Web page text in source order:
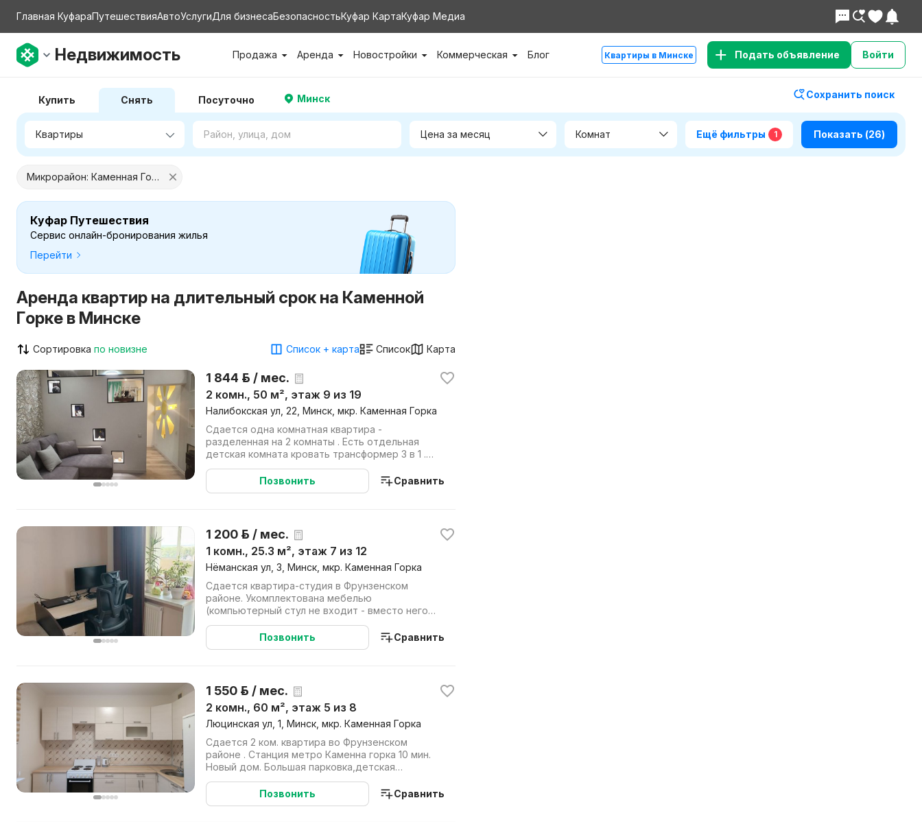
Главная КуфараПутешествияАвтоУслугиДля бизнесаБезопасностьКуфар КартаКуфар Медиа
Недвижимость Продажа Аренда Новостройки Коммерческая Блог Квартиры в Минске Подать объявление Войти
Купить Снять Посуточно Минск Сохранить поиск
Цена за месяц Комнат Ещё фильтры 1 Показать (26)
Микрорайон: Каменная Горка
Куфар Путешествия
Сервис онлайн-бронирования жилья
Перейти
Аренда квартир на длительный срок на Каменной
Горке в Минске
Сортировка по новизне Список + карта Список Карта
1 844 р. / мес.
2 комн., 50 м², этаж 9 из 19
Налибокская ул, 22, Минск, мкр. Каменная Горка
Сдается одна комнатная квартира -
разделенная на 2 комнаты . Есть отдельная
детская комната кровать трансформер 3 в 1 .
Имеется в квартире все необх...
Позвонить
Сравнить
1 200 р. / мес.
1 комн., 25.3 м², этаж 7 из 12
Нёманская ул, 3, Минск, мкр. Каменная Горка
Сдается квартира-студия в Фрунзенском
районе. Укомплектована мебелью
(компьютерный стул не входит - вместо него
стул) и готова для проживания! Сразу ...
Позвонить
Сравнить
1 550 р. / мес.
2 комн., 60 м², этаж 5 из 8
Люцинская ул, 1, Минск, мкр. Каменная Горка
Сдается 2 ком. квартира во Фрунзенском
районе . Станция метро Каменна горка 10 мин.
Новый дом. Большая парковка,детская
площадка.Окна выходятна обе ст...
Позвонить
Сравнить